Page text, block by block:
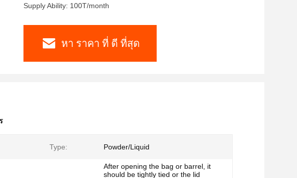
Supply Ability: 100T/month
หา ราคา ที่ ดี ที่สุด
Type: Powder/Liquid
After opening the bag or barrel, it
should be tightly tied or the lid